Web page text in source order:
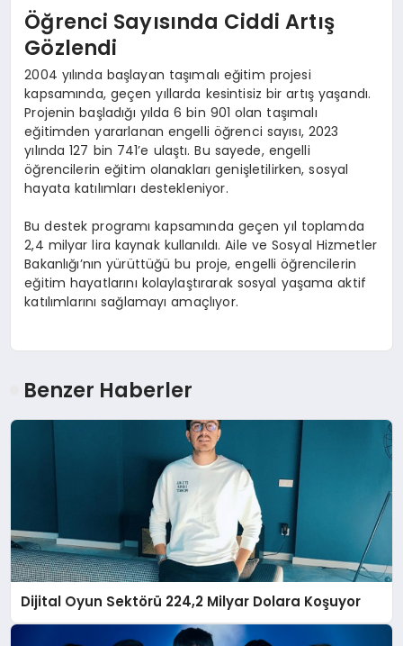
Öğrenci Sayısında Ciddi Artış
Gözlendi
2004 yılında başlayan taşımalı eğitim projesi
kapsamında, geçen yıllarda kesintisiz bir artış yaşandı.
Projenin başladığı yılda 6 bin 901 olan taşımalı
eğitimden yararlanan engelli öğrenci sayısı, 2023
yılında 127 bin 741’e ulaştı. Bu sayede, engelli
öğrencilerin eğitim olanakları genişletilirken, sosyal
hayata katılımları destekleniyor.
Bu destek programı kapsamında geçen yıl toplamda
2,4 milyar lira kaynak kullanıldı. Aile ve Sosyal Hizmetler
Bakanlığı’nın yürüttüğü bu proje, engelli öğrencilerin
eğitim hayatlarını kolaylaştırarak sosyal yaşama aktif
katılımlarını sağlamayı amaçlıyor.
Benzer Haberler
Dijital Oyun Sektörü 224,2 Milyar Dolara Koşuyor